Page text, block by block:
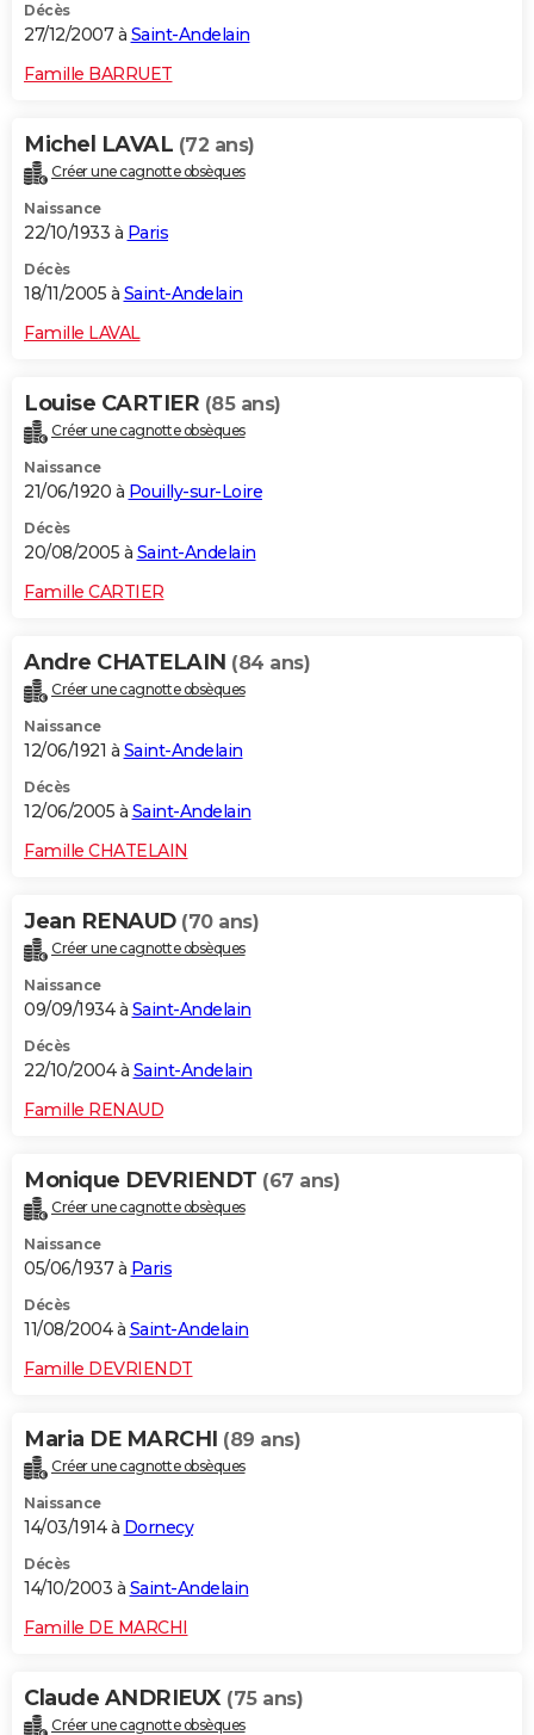
Décès
27/12/2007 à Saint-Andelain
Famille BARRUET
Michel LAVAL (72 ans)
Créer une cagnotte obsèques
Naissance
22/10/1933 à Paris
Décès
18/11/2005 à Saint-Andelain
Famille LAVAL
Louise CARTIER (85 ans)
Créer une cagnotte obsèques
Naissance
21/06/1920 à Pouilly-sur-Loire
Décès
20/08/2005 à Saint-Andelain
Famille CARTIER
Andre CHATELAIN (84 ans)
Créer une cagnotte obsèques
Naissance
12/06/1921 à Saint-Andelain
Décès
12/06/2005 à Saint-Andelain
Famille CHATELAIN
Jean RENAUD (70 ans)
Créer une cagnotte obsèques
Naissance
09/09/1934 à Saint-Andelain
Décès
22/10/2004 à Saint-Andelain
Famille RENAUD
Monique DEVRIENDT (67 ans)
Créer une cagnotte obsèques
Naissance
05/06/1937 à Paris
Décès
11/08/2004 à Saint-Andelain
Famille DEVRIENDT
Maria DE MARCHI (89 ans)
Créer une cagnotte obsèques
Naissance
14/03/1914 à Dornecy
Décès
14/10/2003 à Saint-Andelain
Famille DE MARCHI
Claude ANDRIEUX (75 ans)
Créer une cagnotte obsèques